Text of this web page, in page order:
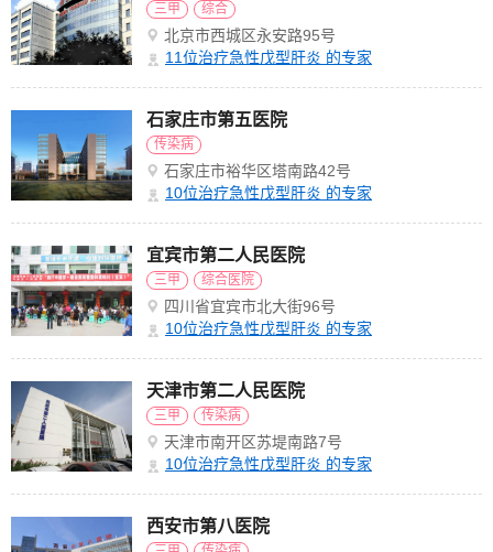
三甲 综合
北京市西城区永安路95号
11位治疗急性戊型肝炎 的专家
石家庄市第五医院
传染病
石家庄市裕华区塔南路42号
10位治疗急性戊型肝炎 的专家
宜宾市第二人民医院
三甲 综合医院
四川省宜宾市北大街96号
10位治疗急性戊型肝炎 的专家
天津市第二人民医院
三甲 传染病
天津市南开区苏堤南路7号
10位治疗急性戊型肝炎 的专家
西安市第八医院